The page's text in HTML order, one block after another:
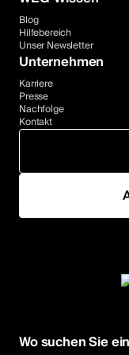
Blog
Hilfebereich
Unser Newsletter
Unternehmen
Karriere
Presse
Nachfolge
Kontakt
Wo suchen Sie